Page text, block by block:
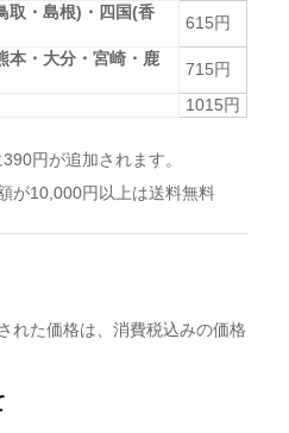
取・島根)・四国(香
615円
本・大分・宮崎・鹿
715円
1015円
円が追加されます。
が10,000円以上は送料無料
れた価格は、消費税込みの価格